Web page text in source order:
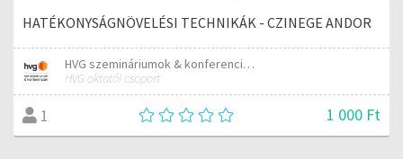
HATÉKONYSÁGNÖVELÉSI TECHNIKÁK - CZINEGE ANDOR
HVG szemináriumok & konferenciák
HVG oktatói csoport
1 1 000 Ft